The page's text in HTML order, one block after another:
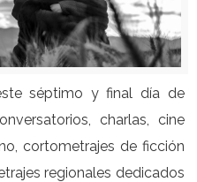
séptimo y final día de
charlas, cine
cortometrajes de ficción
regionales dedicados